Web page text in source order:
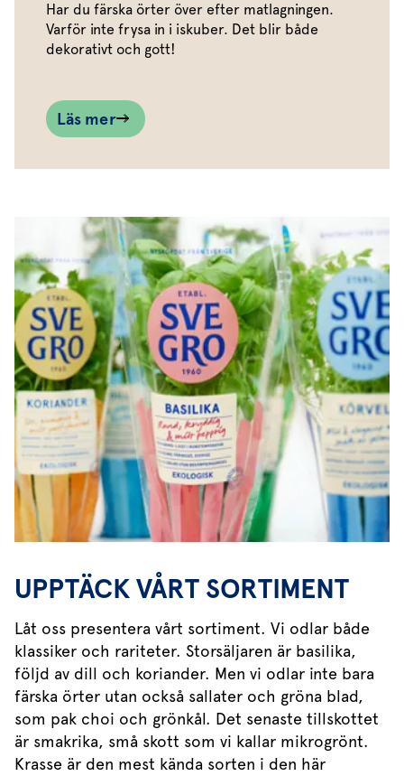
Har du färska örter över efter matlagningen.
Varför inte frysa in i iskuber. Det blir både
dekorativt och gott!
Läs mer
UPPTÄCK VÅRT SORTIMENT
Låt oss presentera vårt sortiment. Vi odlar både
klassiker och rariteter. Storsäljaren är basilika,
följd av dill och koriander. Men vi odlar inte bara
färska örter utan också sallater och gröna blad,
som pak choi och grönkål. Det senaste tillskottet
är smakrika, små skott som vi kallar mikrogrönt.
Krasse är den mest kända sorten i den här